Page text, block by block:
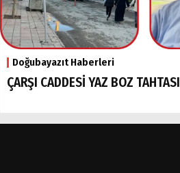
Doğubayazıt Haberleri
ÇARŞI CADDESİ YAZ BOZ TAHTASI